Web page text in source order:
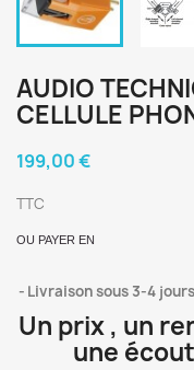
AUDIO
CELLULE
199,00 €
TTC
OU PAYER EN
Livraison sous 3-4
Un prix , un
une